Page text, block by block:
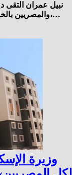
نبيل عمران التقى
والمصريين بالخارج، يوم الأربعاء ٥ أغسطس، بالسيد فؤاد حسين،…
وزيرة